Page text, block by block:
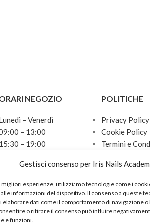
Gestisci consenso per Iris Nails
esperienze, utilizziamo tecnologie come i
informazioni del dispositivo. Il consenso a queste
elaborare dati come il comportamento di navigazione o
o ritirare il consenso può influire
e funzioni.
ORARI NEGOZIO
Lunedì – Venerdì
– 13:00
15:30 – 19:00
10:00 – 13:00
Domenica
POLITICHE
Privacy Policy
Cookie Policy
Termini e